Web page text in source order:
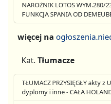
NAROŻNIK LOTOS WYM.280/
FUNKCJA SPANIA OD
więcej na
Kat. Tłumacze
TŁUMACZ PRZYSIĘGŁY akty
dyplomy i inne - CAŁA